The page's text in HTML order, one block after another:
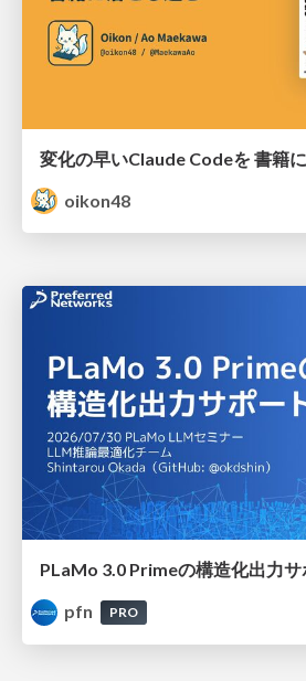
変化の早いClaude Codeを 書籍
oikon48
PLaMo 3.0 Primeの構造化出力サ
pfn
PRO